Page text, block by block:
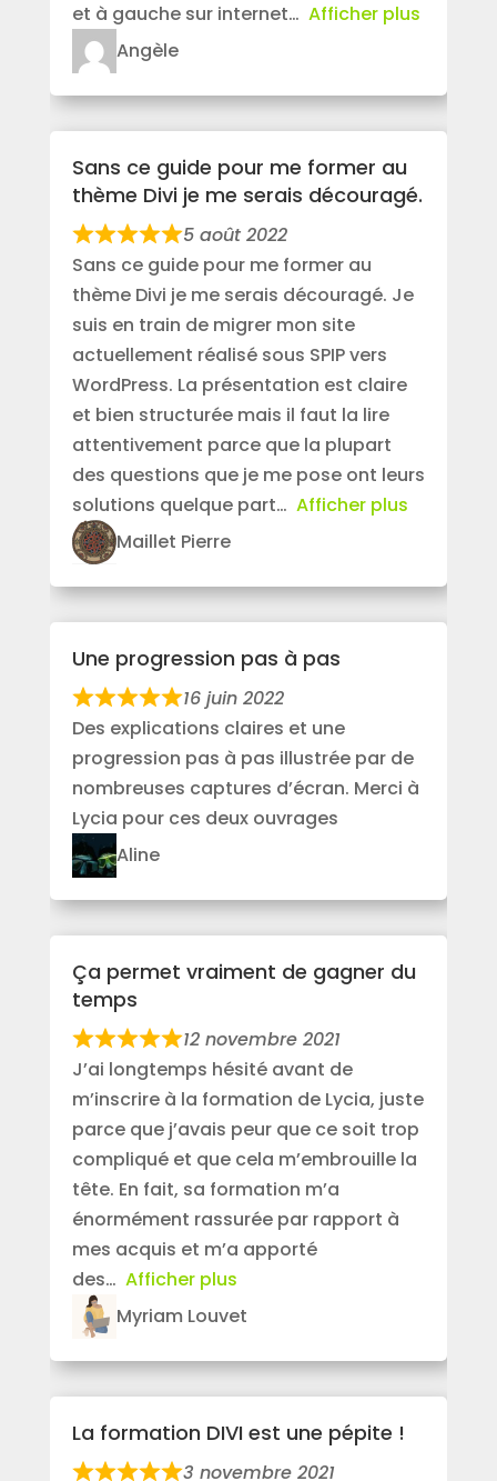
et à gauche sur internet
Afficher plus
Angèle
Sans ce guide pour me former au
thème Divi je me serais découragé.
5 août 2022
Sans ce guide pour me former au
thème Divi je me serais découragé. Je
suis en train de migrer mon site
actuellement réalisé sous SPIP vers
WordPress. La présentation est claire
et bien structurée mais il faut la lire
attentivement parce que la plupart
des questions que je me pose ont leurs
solutions quelque part
Afficher plus
Maillet Pierre
Une progression pas à pas
16 juin 2022
Des explications claires et une
progression pas à pas illustrée par de
nombreuses captures d’écran. Merci à
Lycia pour ces deux ouvrages
Aline
Ça permet vraiment de gagner du
temps
12 novembre 2021
J’ai longtemps hésité avant de
m’inscrire à la formation de Lycia, juste
parce que j’avais peur que ce soit trop
compliqué et que cela m’embrouille la
tête. En fait, sa formation m’a
énormément rassurée par rapport à
mes acquis et m’a apporté
des
Afficher plus
Myriam Louvet
La formation DIVI est une pépite !
3 novembre 2021